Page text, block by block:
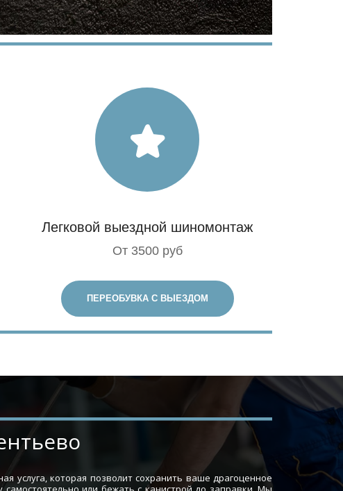
Легковой выездной шиномонтаж
От 3500 руб
ПЕРЕОБУВКА С ВЫЕЗДОМ
услуга, которая позволит сохранить ваше драгоценное